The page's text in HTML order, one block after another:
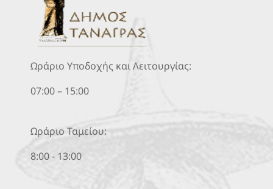
Ωράριο Υποδοχής και Λειτουργίας:
07:00 – 15:00
Ωράριο Ταμείου:
8:00 - 13:00